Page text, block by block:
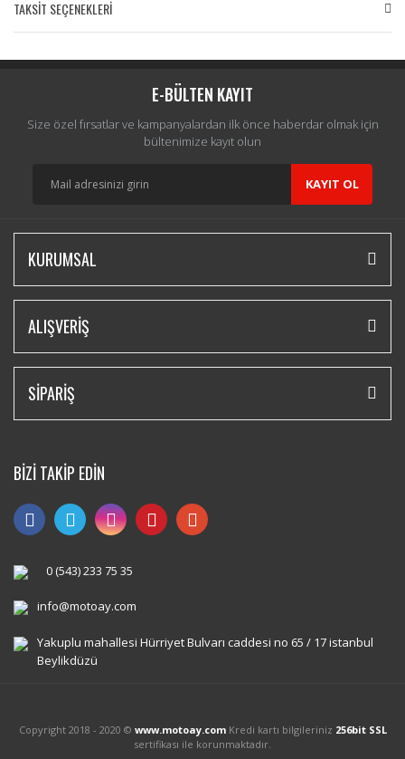
Yorum Yaz
TAKSİT SEÇENEKLERİ
E-BÜLTEN KAYIT
Size özel fırsatlar ve kampanyalardan ilk önce haberdar olmak için
bültenimize kayıt olun
KAYIT OL
KURUMSAL
ALIŞVERİŞ
SİPARİŞ
BİZİ TAKİP EDİN
0 (543) 233 75 35
info@motoay.com
Yakuplu mahallesi Hürriyet Bulvarı caddesi no 65 / 17 istanbul
Beylikdüzü
Copyright 2018 - 2020 © www.motoay.comKredi kartı bilgileriniz 256bit SSL
sertifikası ile korunmaktadır.